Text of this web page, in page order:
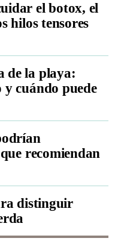
el botox, el
hilos tensores
de la playa:
y cuándo puede
recomiendan
distinguir